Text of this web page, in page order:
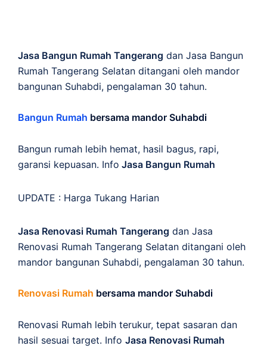
Jasa Bangun Rumah Tangerang dan Jasa Bangun
Rumah Tangerang Selatan ditangani oleh mandor
bangunan Suhabdi, pengalaman 30 tahun.
Bangun Rumah bersama mandor Suhabdi
Bangun rumah lebih hemat, hasil bagus, rapi,
garansi kepuasan. Info Jasa Bangun Rumah
UPDATE : Harga Tukang Harian
Jasa Renovasi Rumah Tangerang dan Jasa
Renovasi Rumah Tangerang Selatan ditangani oleh
mandor bangunan Suhabdi, pengalaman 30 tahun.
Renovasi Rumah bersama mandor Suhabdi
Renovasi Rumah lebih terukur, tepat sasaran dan
hasil sesuai target. Info Jasa Renovasi Rumah